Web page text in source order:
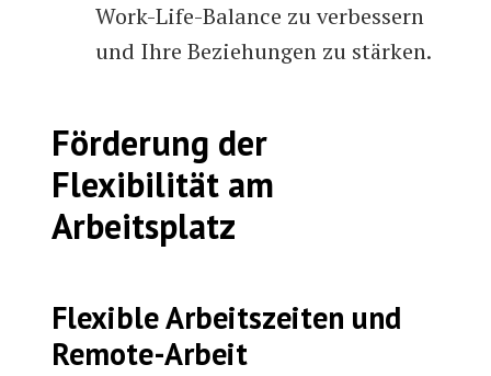
Work-Life-Balance zu verbessern
und Ihre Beziehungen zu stärken.
Förderung der
Flexibilität am
Arbeitsplatz
Flexible Arbeitszeiten und
Remote-Arbeit